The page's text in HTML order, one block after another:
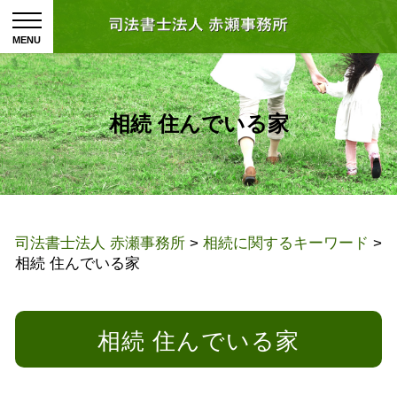
相続 住んでいる家
司法書士法人 赤瀬事務所 > 相続に関するキーワード >
相続 住んでいる家
相続 住んでいる家